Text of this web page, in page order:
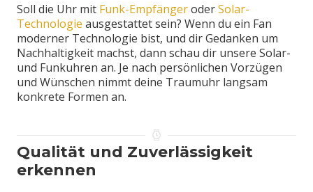
Soll die Uhr mit Funk-EmpfängeroderSolar-
Technologie ausgestattet sein? Wenn du ein Fan
moderner Technologie bist, und dir Gedanken um
Nachhaltigkeit machst, dann schau dir unsere Solar-
und Funkuhren an. Je nach persönlichen Vorzügen
und Wünschen nimmt deine Traumuhr langsam
konkrete Formen an.
Qualität und Zuverlässigkeit
erkennen